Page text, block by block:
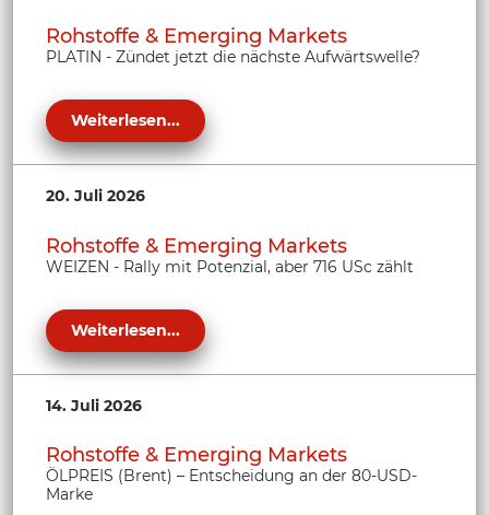
Rohstoffe & Emerging Markets
PLATIN - Zündet jetzt die nächste Aufwärtswelle?
Weiterlesen...
20. Juli 2026
Rohstoffe & Emerging Markets
WEIZEN - Rally mit Potenzial, aber 716 USc zählt
Weiterlesen...
14. Juli 2026
Rohstoffe & Emerging Markets
ÖLPREIS (Brent) – Entscheidung an der 80-USD-
Marke